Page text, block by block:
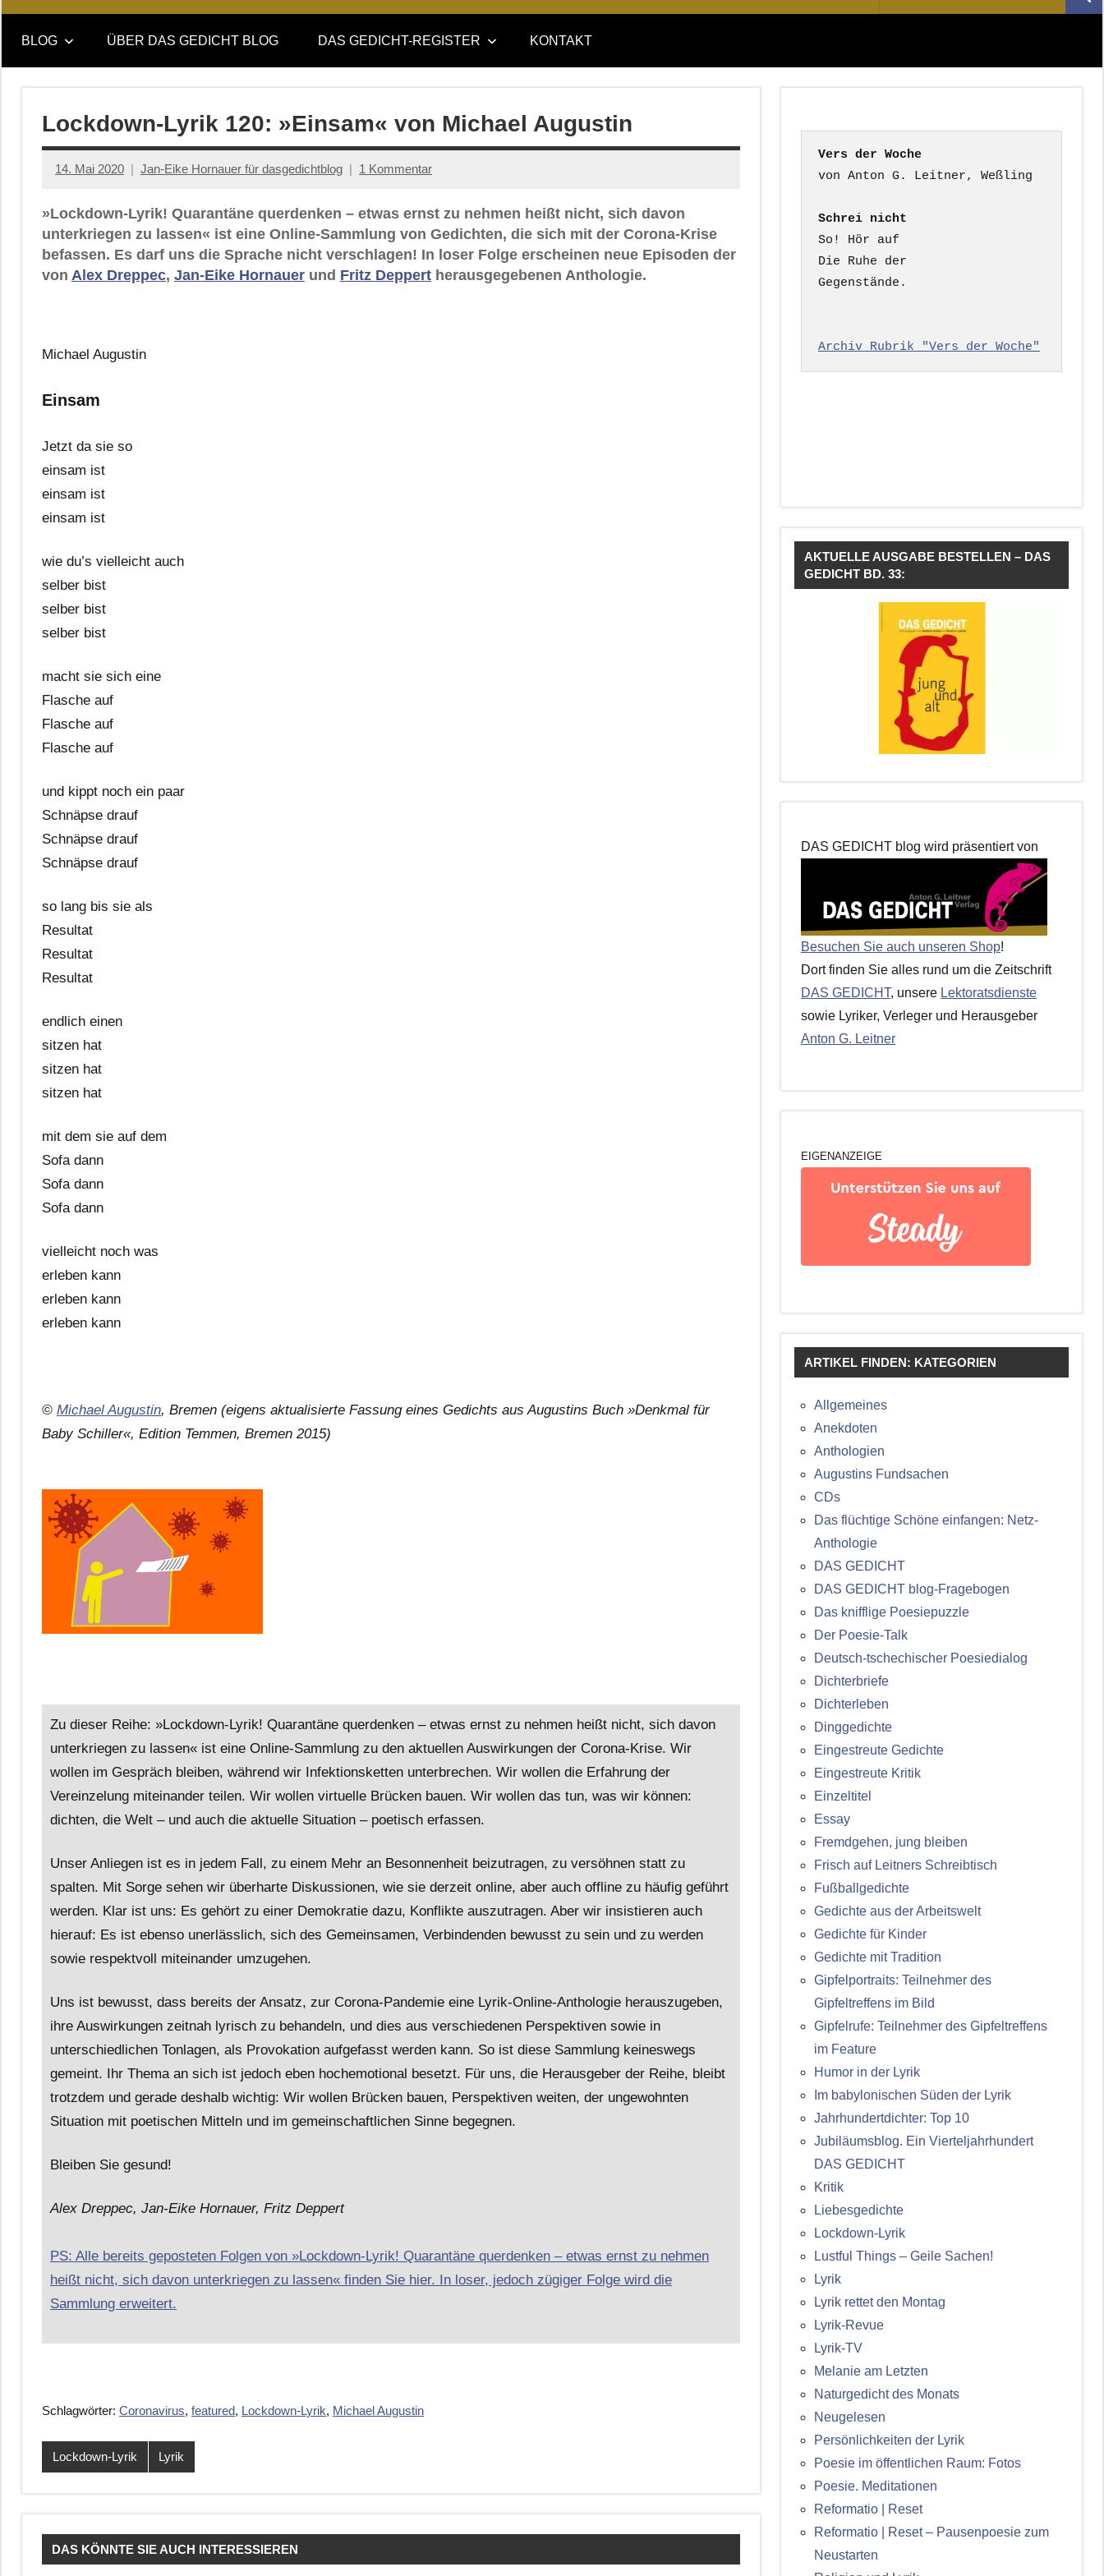
DAS
GEDICHT
blog
DAS
GEDICHT.
Zeitschrift
nach:
BLOG ÜBER DAS GEDICHT BLOG DAS GEDICHT-REGISTER KONTAKT
Lockdown-Lyrik 120: »Einsam« von Michael Augustin
14. Mai 2020 Jan-Eike Hornauer für dasgedichtblog 1 Kommentar
»Lockdown-Lyrik! Quarantäne querdenken – etwas ernst zu nehmen heißt nicht, sich davon
unterkriegen zu lassen« ist eine Online-Sammlung von Gedichten, die sich mit der Corona-Krise
befassen. Es darf uns die Sprache nicht verschlagen! In loser Folge erscheinen neue Episoden der
von Alex Dreppec, Jan-Eike Hornauer und Fritz Deppert herausgegebenen Anthologie.
Michael Augustin
Einsam
Jetzt da sie so
einsam ist
einsam ist
einsam ist
wie du’s vielleicht auch
selber bist
selber bist
selber bist
macht sie sich eine
Flasche auf
Flasche auf
Flasche auf
und kippt noch ein paar
Schnäpse drauf
Schnäpse drauf
Schnäpse drauf
so lang bis sie als
Resultat
Resultat
Resultat
endlich einen
sitzen hat
sitzen hat
sitzen hat
mit dem sie auf dem
Sofa dann
Sofa dann
Sofa dann
vielleicht noch was
erleben kann
erleben kann
erleben kann
© Michael Augustin, Bremen (eigens aktualisierte Fassung eines Gedichts aus Augustins Buch »Denkmal für
Baby Schiller«, Edition Temmen, Bremen 2015)
Zu dieser Reihe: »Lockdown-Lyrik! Quarantäne querdenken – etwas ernst zu nehmen heißt nicht, sich davon
unterkriegen zu lassen« ist eine Online-Sammlung zu den aktuellen Auswirkungen der Corona-Krise. Wir
wollen im Gespräch bleiben, während wir Infektionsketten unterbrechen. Wir wollen die Erfahrung der
Vereinzelung miteinander teilen. Wir wollen virtuelle Brücken bauen. Wir wollen das tun, was wir können:
dichten, die Welt – und auch die aktuelle Situation – poetisch erfassen.
Unser Anliegen ist es in jedem Fall, zu einem Mehr an Besonnenheit beizutragen, zu versöhnen statt zu
spalten. Mit Sorge sehen wir überharte Diskussionen, wie sie derzeit online, aber auch offline zu häufig geführt
werden. Klar ist uns: Es gehört zu einer Demokratie dazu, Konflikte auszutragen. Aber wir insistieren auch
hierauf: Es ist ebenso unerlässlich, sich des Gemeinsamen, Verbindenden bewusst zu sein und zu werden
sowie respektvoll miteinander umzugehen.
Uns ist bewusst, dass bereits der Ansatz, zur Corona-Pandemie eine Lyrik-Online-Anthologie herauszugeben,
ihre Auswirkungen zeitnah lyrisch zu behandeln, und dies aus verschiedenen Perspektiven sowie in
unterschiedlichen Tonlagen, als Provokation aufgefasst werden kann. So ist diese Sammlung keineswegs
gemeint. Ihr Thema an sich ist jedoch eben hochemotional besetzt. Für uns, die Herausgeber der Reihe, bleibt
trotzdem und gerade deshalb wichtig: Wir wollen Brücken bauen, Perspektiven weiten, der ungewohnten
Situation mit poetischen Mitteln und im gemeinschaftlichen Sinne begegnen.
Bleiben Sie gesund!
Alex Dreppec, Jan-Eike Hornauer, Fritz Deppert
PS: Alle bereits geposteten Folgen von »Lockdown-Lyrik! Quarantäne querdenken – etwas ernst zu nehmen
heißt nicht, sich davon unterkriegen zu lassen« finden Sie hier. In loser, jedoch zügiger Folge wird die
Sammlung erweitert.
Schlagwörter: Coronavirus, featured, Lockdown-Lyrik, Michael Augustin
Lockdown-Lyrik Lyrik
DAS KÖNNTE SIE AUCH INTERESSIEREN
Vers der Woche
Schrei nicht
So! Hör auf
Die Ruhe der
Gegenstände.
Archiv Rubrik "Vers der Woche"
AKTUELLE AUSGABE BESTELLEN – DAS
GEDICHT BD. 33:
DAS GEDICHT blog wird präsentiert von
Besuchen Sie auch unseren Shop!
Dort finden Sie alles rund um die Zeitschrift
DAS GEDICHT, unsere Lektoratsdienste
sowie Lyriker, Verleger und Herausgeber
Anton G. Leitner
EIGENANZEIGE
ARTIKEL FINDEN: KATEGORIEN
Allgemeines
Anekdoten
Anthologien
Augustins Fundsachen
CDs
Das flüchtige Schöne einfangen: Netz-
Anthologie
DAS GEDICHT
DAS GEDICHT blog-Fragebogen
Das knifflige Poesiepuzzle
Der Poesie-Talk
Deutsch-tschechischer Poesiedialog
Dichterbriefe
Dichterleben
Dinggedichte
Eingestreute Gedichte
Eingestreute Kritik
Einzeltitel
Essay
Fremdgehen, jung bleiben
Frisch auf Leitners Schreibtisch
Fußballgedichte
Gedichte aus der Arbeitswelt
Gedichte für Kinder
Gedichte mit Tradition
Gipfelportraits: Teilnehmer des
Gipfeltreffens im Bild
Gipfelrufe: Teilnehmer des Gipfeltreffens
im Feature
Humor in der Lyrik
Im babylonischen Süden der Lyrik
Jahrhundertdichter: Top 10
Jubiläumsblog. Ein Vierteljahrhundert
DAS GEDICHT
Kritik
Liebesgedichte
Lockdown-Lyrik
Lustful Things – Geile Sachen!
Lyrik
Lyrik rettet den Montag
Lyrik-Revue
Lyrik-TV
Melanie am Letzten
Naturgedicht des Monats
Neugelesen
Persönlichkeiten der Lyrik
Poesie im öffentlichen Raum: Fotos
Poesie. Meditationen
Reformatio | Reset
Reformatio | Reset – Pausenpoesie zum
Neustarten